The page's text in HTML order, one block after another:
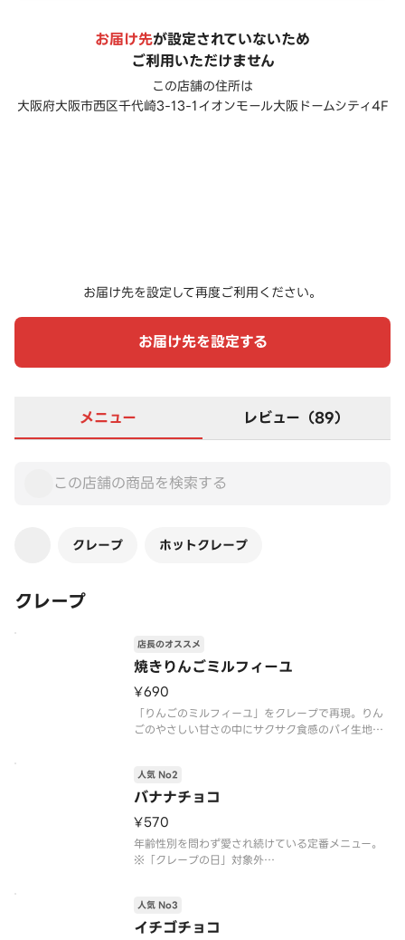
お届け先が設定されていないため
ご利用いただけません
この店舗の住所は
大阪府大阪市西区千代崎3-13-1イオンモール大阪ドームシティ4F
お届け先を設定して再度ご利用ください。
お届け先を設定する
メニュー レビュー（89）
クレープ ホットクレープ
クレープ
焼きりんごミルフィーユ
店長のオススメ
¥690
「りんごのミルフィーユ」をクレープで再現。りん
ごのやさしい甘さの中にサクサク食感のパイ生地を
※トッピングの追加・変更不可
※注文個数が一度に合計10個以上になる際は、商品
バナナチョコ
人気 No2
¥570
年齢性別を問わず愛され続けている定番メニュー。
※「クレープの日」対象外
のご準備に時間を要しますので、予約配達がおすす
めです
イチゴチョコ
人気 No3